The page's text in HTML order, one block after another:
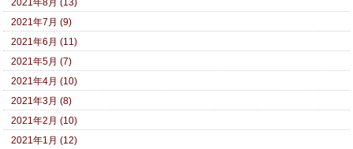
2021年8月 (13)
2021年7月 (9)
2021年6月 (11)
2021年5月 (7)
2021年4月 (10)
2021年3月 (8)
2021年2月 (10)
2021年1月 (12)